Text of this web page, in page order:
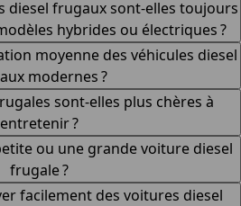
diesel frugaux sont-elles toujours
hybrides ou électriques ?
moyenne des véhicules diesel
modernes ?
sont-elles plus chères à
entretenir ?
ou une grande voiture diesel
frugale ?
facilement des voitures diesel